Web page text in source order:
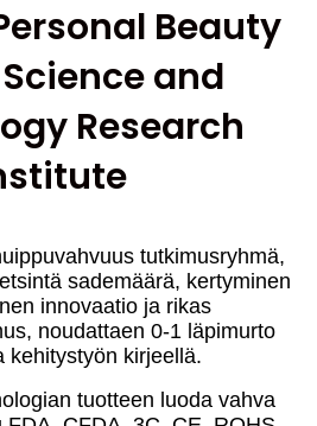
Beauty
and
Research
tutkimusryhmä,
sademäärä, kertyminen
innovaatio ja rikas
noudattaen 0-1 läpimurto
kehitystyön kirjeellä.
tuotteen luoda vahva